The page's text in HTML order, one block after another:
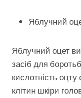
Яблучний
Яблучний оцет
засіб для
кислотність
клітин шкіри